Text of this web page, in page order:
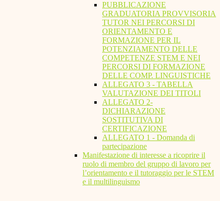
PUBBLICAZIONE
GRADUATORIA PROVVISORIA
TUTOR NEI PERCORSI DI
ORIENTAMENTO E
FORMAZIONE PER IL
POTENZIAMENTO DELLE
COMPETENZE STEM E NEI
PERCORSI DI FORMAZIONE
DELLE COMP. LINGUISTICHE
ALLEGATO 3 - TABELLA
VALUTAZIONE DEI TITOLI
ALLEGATO 2-
DICHIARAZIONE
SOSTITUTIVA DI
CERTIFICAZIONE
ALLEGATO 1 - Domanda di
partecipazione
Manifestazione di interesse a ricoprire il
ruolo di membro del gruppo di lavoro per
l’orientamento e il tutoraggio per le STEM
e il multilinguismo